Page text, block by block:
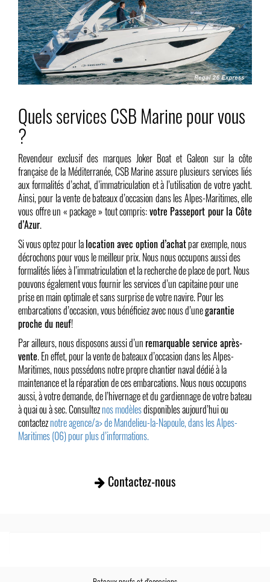
Quels services CSB Marine pour vous
?
Revendeur exclusif des marques Joker Boat et Galeon sur la côte
française de la Méditerranée, CSB Marine assure plusieurs services liés
aux formalités d’achat, d’immatriculation et à l’utilisation de votre yacht.
Ainsi, pour la vente de bateaux d’occasion dans les Alpes-Maritimes, elle
vous offre un « package » tout compris:votre Passeport pour la Côte
d’Azur.
Si vous optez pour lalocation avec option d’achatpar exemple, nous
décrochons pour vous le meilleur prix. Nous nous occupons aussi des
formalités liées à l’immatriculation et la recherche de place de port. Nous
pouvons également vous fournir les services d’un capitaine pour une
prise en main optimale et sans surprise de votre navire. Pour les
embarcations d’occasion, vous bénéficiez avec nous d’unegarantie
proche du neuf!
Par ailleurs, nous disposons aussi d’unremarquable service après-
vente. En effet, pour la vente de bateaux d’occasion dans les Alpes-
Maritimes, nous possédons notre propre chantier naval dédié à la
maintenance et la réparation de ces embarcations. Nous nous occupons
aussi, à votre demande, de l’hivernage et du gardiennage de votre bateau
à quai ou à sec. Consulteznos modèlesdisponibles aujourd’hui ou
contacteznotre agence/a> de Mandelieu-la-Napoule, dans les Alpes-
Maritimes (06) pour plus d’informations.
Contactez-nous